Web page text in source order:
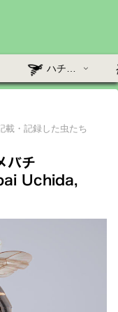
ハチの部屋
載・記録した虫たち
バチ
Uchida,